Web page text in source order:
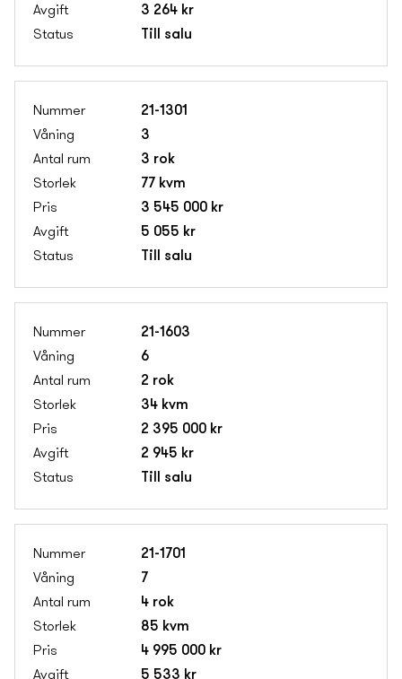
3 264 kr
Till salu
21-1301
3
3 rok
77 kvm
3 545 000 kr
5 055 kr
Till salu
21-1603
6
2 rok
34 kvm
2 395 000 kr
2 945 kr
Till salu
21-1701
7
4 rok
85 kvm
4 995 000 kr
5 533 kr